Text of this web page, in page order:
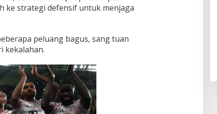
ke strategi defensif untuk menjaga
peluang bagus, sang tuan
kekalahan.
Warga Berebut Kuota